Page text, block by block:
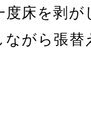
度床を剥
ながら張